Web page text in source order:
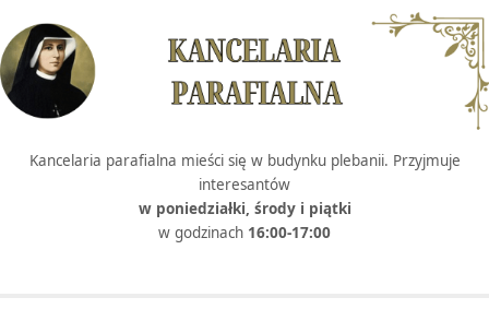
Kancelaria parafialna mieści się w budynku plebanii. Przyjmuje
interesantów
w poniedziałki, środy i piątki
w godzinach 16:00-17:00